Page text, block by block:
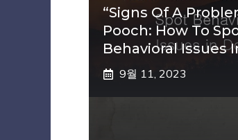
“Signs Of A
Pooch: How To
Behavioral Issues
9월 11, 2023